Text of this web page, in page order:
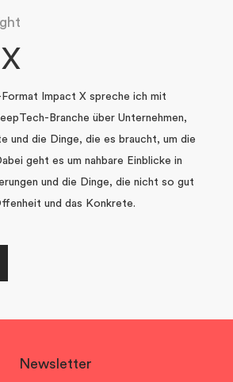
Format Impact X spreche ich mit
Branche über Unternehmen,
und die Dinge, die es braucht, um die
geht es um nahbare Einblicke in
und die Dinge, die nicht so gut
und das Konkrete.
Newsletter